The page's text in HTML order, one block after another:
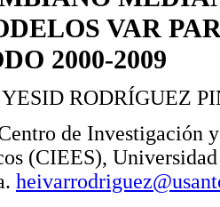
VAR
2000-2009
RODRÍGUEZ
de Investigación
(CIEES), Universidad